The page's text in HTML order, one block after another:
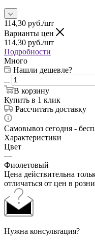
114,30 руб./шт
Варианты цен
114,30 руб./шт
Подробности
Много
Нашли дешевле?
В корзину
Купить в 1 клик
Рассчитать доставку
Самовывоз сегодня -
Характеристики
Цвет
—
Фиолетовый
Цена действительна
отличаться от цен в
Нужна консультация?